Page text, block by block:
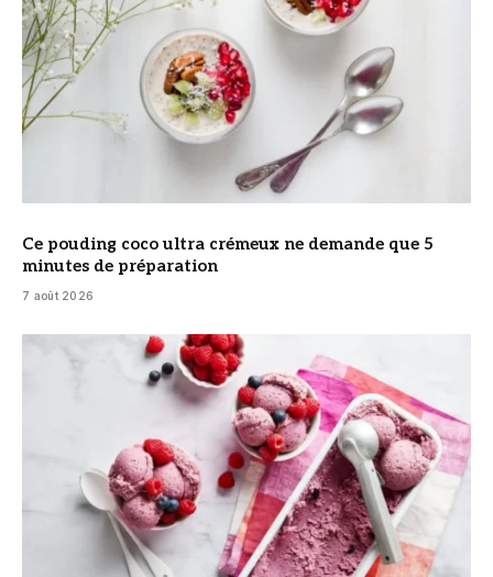
Ce pouding coco ultra crémeux ne demande que 5
minutes de préparation
7 août 2026